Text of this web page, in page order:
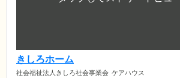
きしろホーム
社会福祉法人きしろ社会事業会 ケアハウス